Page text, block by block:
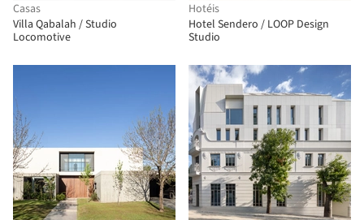
Casas
Villa Qabalah / Studio
Locomotive
Hotéis
Hotel Sendero / LOOP Design
Studio